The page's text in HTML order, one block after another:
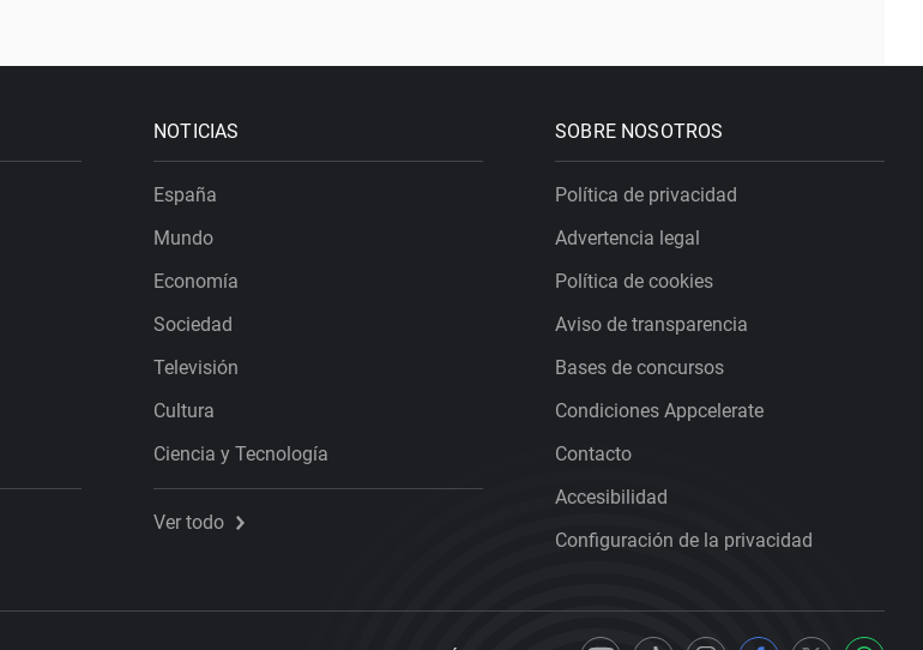
NOTICIAS
España
Mundo
Economía
Sociedad
Televisión
Cultura
Ciencia y Tecnología
Ver todo
SOBRE NOSOTROS
Política de privacidad
Advertencia legal
Política de cookies
Aviso de transparencia
Bases de concursos
Condiciones Appcelerate
Contacto
Accesibilidad
Configuración de la privacidad